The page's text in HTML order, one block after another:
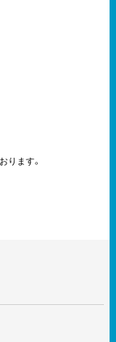
ります。